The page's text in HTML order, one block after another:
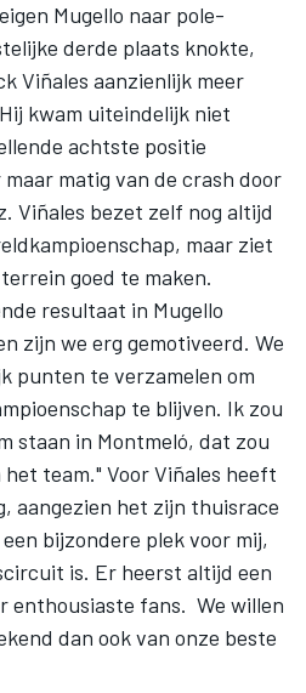
Mugello naar pole-
derde plaats knokte,
Viñales aanzienlijk meer
kwam uiteindelijk niet
achtste positie
matig van de crash door
Viñales bezet zelf nog altijd
maar ziet
goed te maken.
resultaat in Mugello
zijn we erg gemotiveerd. We
punten te verzamelen om
te blijven. Ik zou
staan in Montmeló, dat zou
team." Voor Viñales heeft
aangezien het zijn thuisrace
bijzondere plek voor mij,
is. Er heerst altijd een
enthousiaste fans. We willen
dan ook van onze beste